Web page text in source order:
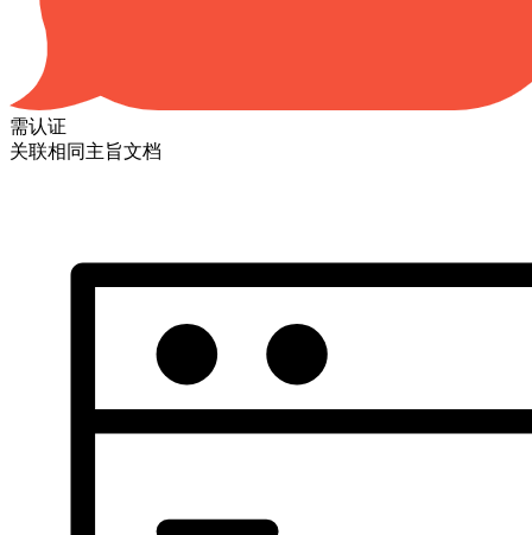
需认证
关联相同主旨文档